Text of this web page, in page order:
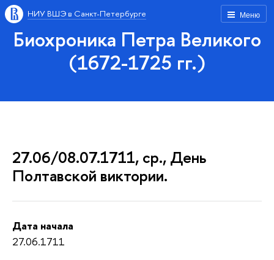
Меню
НИУ ВШЭ в Санкт-Петербурге
Биохроника Петра Великого
(1672-1725 гг.)
27.06/08.07.1711, ср., День
Полтавской виктории.
Дата начала
27.06.1711